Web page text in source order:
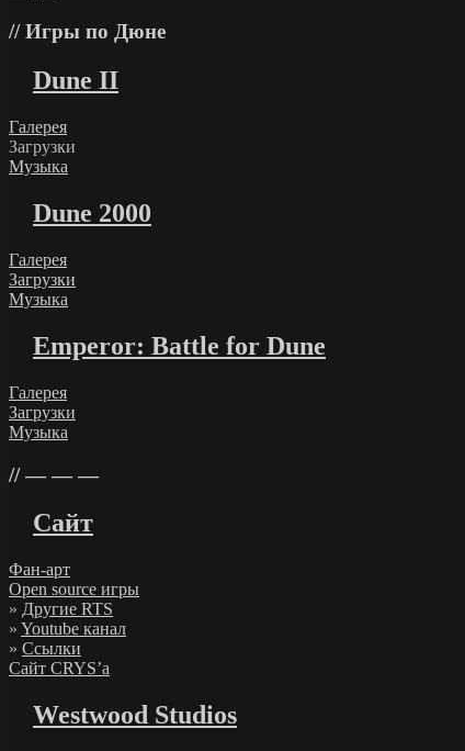
Игры по Дюне
Dune II
Галерея
Загрузки
Музыка
Dune 2000
Галерея
Загрузки
Музыка
Emperor: Battle for Dune
Галерея
Загрузки
Музыка
— — —
Сайт
Фан-арт
Open source игры
» Другие RTS
» Youtube канал
» Ссылки
Сайт CRYS’а
Westwood Studios